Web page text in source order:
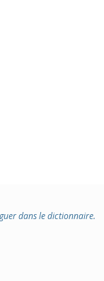
dans le dictionnaire.